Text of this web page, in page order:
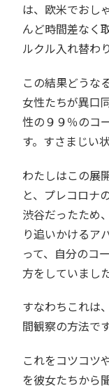
は、欧米でおし
んど時間差なく
ルクル入れ替わ
この結果どうな
女性たちが異口
性の９９％のコ
す。すさまじい
わたしはこの展
と、プレコロナ
渋谷だったため
り追いかけるア
って、自分のコ
方をしていました
すなわちこれは
間観察の方法です
これをコツコツ
を彼女たちから